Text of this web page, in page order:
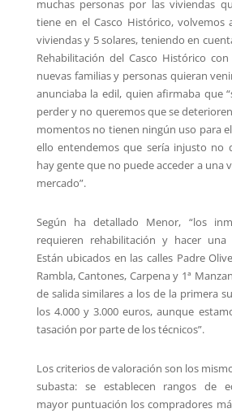
muchas personas por las viviendas
tiene en el Casco Histórico, volvemos
viviendas y 5 solares, teniendo en
Rehabilitación del Casco Histórico
nuevas familias y personas quieran
anunciaba la edil, quien afirmaba que
perder y no queremos que se
momentos no tienen ningún uso para
ello entendemos que sería injusto no
hay gente que no puede acceder a una
mercado”.
Según ha detallado Menor, “los
requieren rehabilitación y hacer
Están ubicados en las calles Padre
Rambla, Cantones, Carpena y 1ª
de salida similares a los de la primera
los 4.000 y 3.000 euros, aunque
tasación por parte de los técnicos”.
Los criterios de valoración son los
subasta: se establecen rangos de
mayor puntuación los compradores